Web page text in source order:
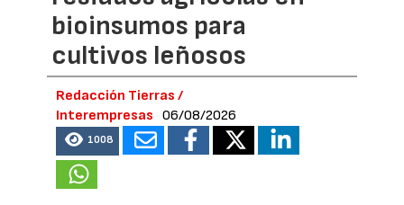
bioinsumos para
cultivos leñosos
Redacción Tierras /
Interempresas
06/08/2026
1008